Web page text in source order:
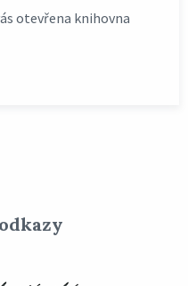
otevřena knihovna